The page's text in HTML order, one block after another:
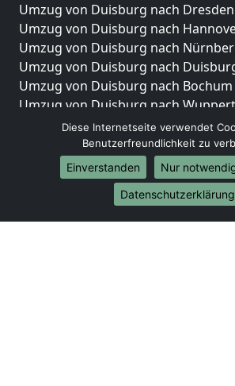
Umzug von Duisburg nach Dresden
Umzug von Duisburg nach
Umzug von Duisburg nach
Umzug von Duisburg nach
Umzug von Duisburg nach Bochum
Umzug von Duisburg nach
Umzug von Duisburg nach Bielefeld
Umzug von Duisburg nach Bonn
Umzug von Duisburg nach Münster
Internationale-Umzüge
Umzug von Duisburg nach Brasilien
Diese Internetseite verwendet
Benutzerfreundlichkeit zu
Einverstanden
Nur
Datenschutzerklärung